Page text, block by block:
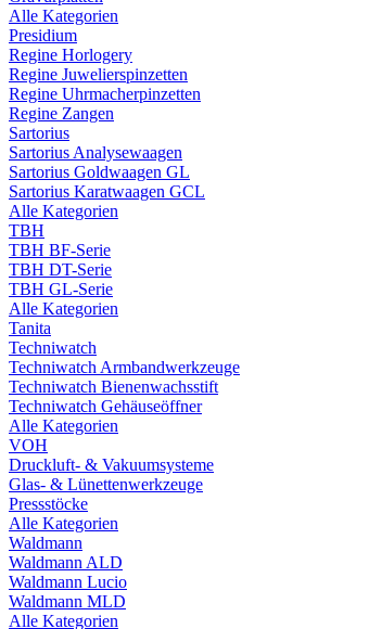
Alle Kategorien
Presidium
Regine Horlogery
Regine Juwelierspinzetten
Regine Uhrmacherpinzetten
Regine Zangen
Sartorius
Sartorius Analysewaagen
Sartorius Goldwaagen GL
Sartorius Karatwaagen GCL
Alle Kategorien
TBH
TBH BF-Serie
TBH DT-Serie
TBH GL-Serie
Alle Kategorien
Tanita
Techniwatch
Techniwatch Armbandwerkzeuge
Techniwatch Bienenwachsstift
Techniwatch Gehäuseöffner
Alle Kategorien
VOH
Druckluft- & Vakuumsysteme
Glas- & Lünettenwerkzeuge
Pressstöcke
Alle Kategorien
Waldmann
Waldmann ALD
Waldmann Lucio
Waldmann MLD
Alle Kategorien